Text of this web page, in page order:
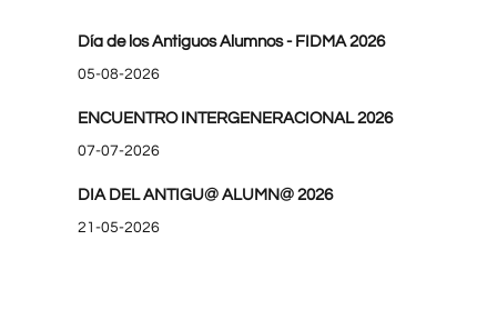
Día de los Antiguos Alumnos - FIDMA 2026
05-08-2026
ENCUENTRO INTERGENERACIONAL 2026
07-07-2026
DIA DEL ANTIGU@ ALUMN@ 2026
21-05-2026